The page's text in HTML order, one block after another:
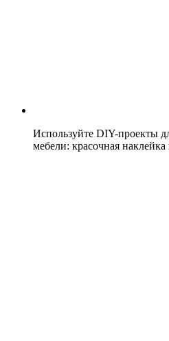
Используйте DIY-проекты
мебели: красочная